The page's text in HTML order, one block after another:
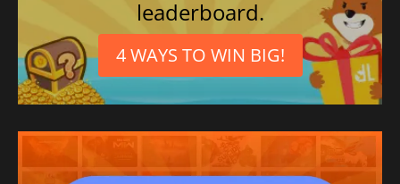
leaderboard.
4 WAYS TO WIN BIG!